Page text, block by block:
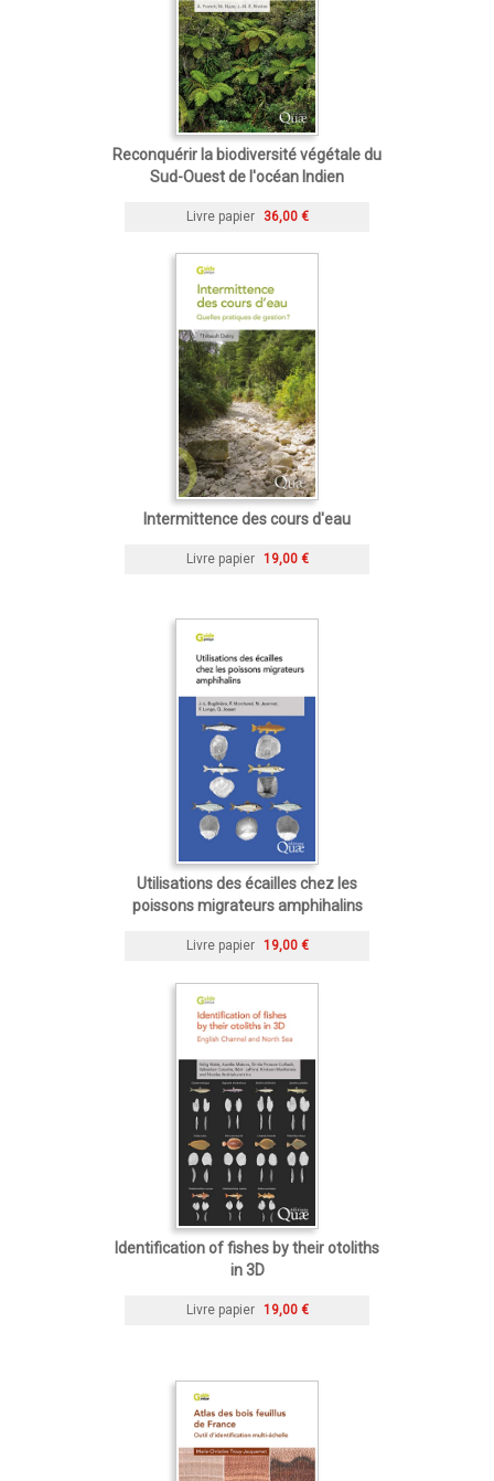
Reconquérir la biodiversité végétale du
Sud-Ouest de l'océan Indien
Livre papier 36,00 €
Intermittence des cours d'eau
Livre papier 19,00 €
Utilisations des écailles chez les
poissons migrateurs amphihalins
Livre papier 19,00 €
Identification of fishes by their otoliths
in 3D
Livre papier 19,00 €